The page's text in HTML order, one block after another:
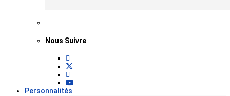
Nous Suivre
Personnalités